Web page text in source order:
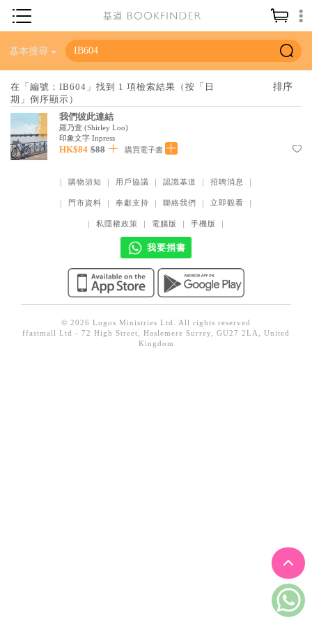
神學／教義
聖經
信仰入門
教會歷史
靈修／禱告
信徒生活
教會事工
社會／倫理
哲學／宗教比較
見證／傳記
基本搜尋
在「編號：IB604」找到 1 項檢索結果（按「日
期」倒序顯示）
我們彼此連結
羅乃萱 (Shirley Loo)
印象文字 Inpress
HK$84 $88 購買電子書
｜ 購物須知 ｜ 用戶協議 ｜ 認識基道 ｜ 招聘消息 ｜
｜ 門市資料 ｜ 奉獻支持 ｜ 聯絡我們 ｜ 立即觀看 ｜
｜ 私隱權政策 ｜ 電腦版 ｜ 手機版 ｜
我要捐書
© 2026 Logos Ministries Ltd. All rights reserved
ffastmall Ltd - 72 High Street, Haslemere Surrey, GU27 2LA, United
Kingdom